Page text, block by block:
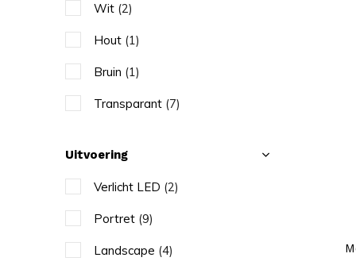
Wit (2)
Hout (1)
Bruin (1)
Transparant (7)
Uitvoering
Verlicht LED (2)
Portret (9)
Landscape (4)